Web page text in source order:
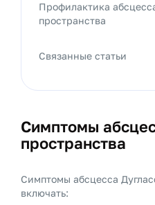
Симптомы
пространства
Симптомы абсцесса
включать:
Профилактика
пространства
Связанные статьи